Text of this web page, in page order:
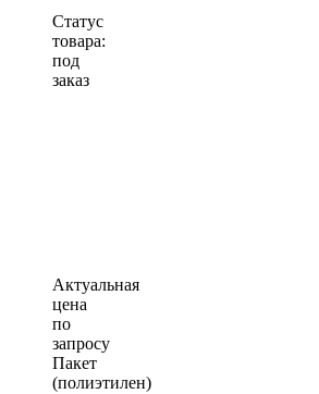
Статус
товара:
под
заказ
Актуальная
цена
по
запросу
Пакет
(полиэтилен)